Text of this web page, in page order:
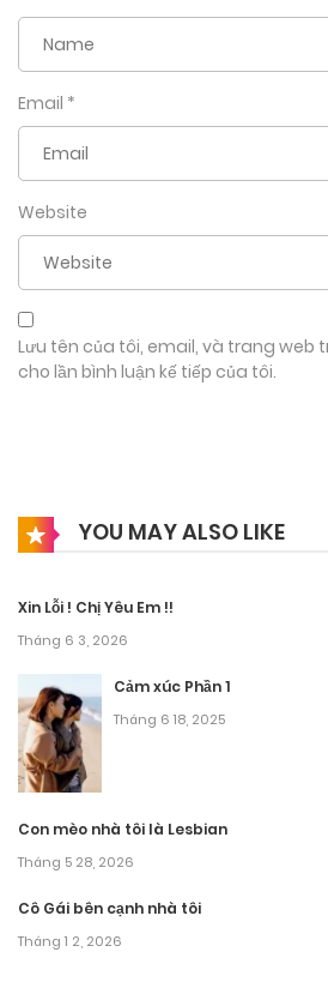
Bà thiếm kia giậm chân bịch bịch,
nhảy cẩng lên vì tức, trông cứ như bị
nàng vẫn còn giận mà cứ đuổi khéo
Email *
Website
Lưu tên của tôi, email, và trang web
cho lần bình luận kế tiếp của tôi.
YOU MAY ALSO LIKE
Xin Lỗi ! Chị Yêu Em !!
Tháng 6 3, 2026
Cảm xúc Phần 1
Tháng 6 18, 2025
Con mèo nhà tôi là Lesbian
Tháng 5 28, 2026
Cô Gái bên cạnh nhà tôi
Tháng 1 2, 2026